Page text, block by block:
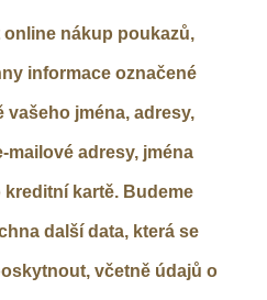
online nákup poukazů,
informace označené
vašeho jména, adresy,
mailové adresy, jména
kreditní kartě. Budeme
další data, která se
včetně údajů o